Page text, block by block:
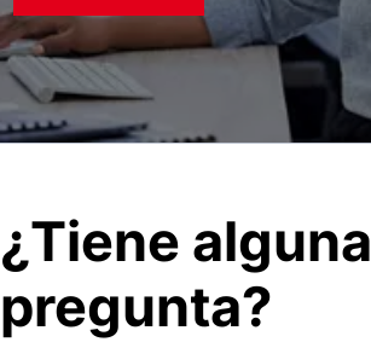
¿Tiene alguna
pregunta?